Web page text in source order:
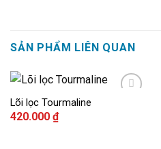
SẢN PHẨM LIÊN QUAN
Lõi lọc Tourmaline
420.000 ₫